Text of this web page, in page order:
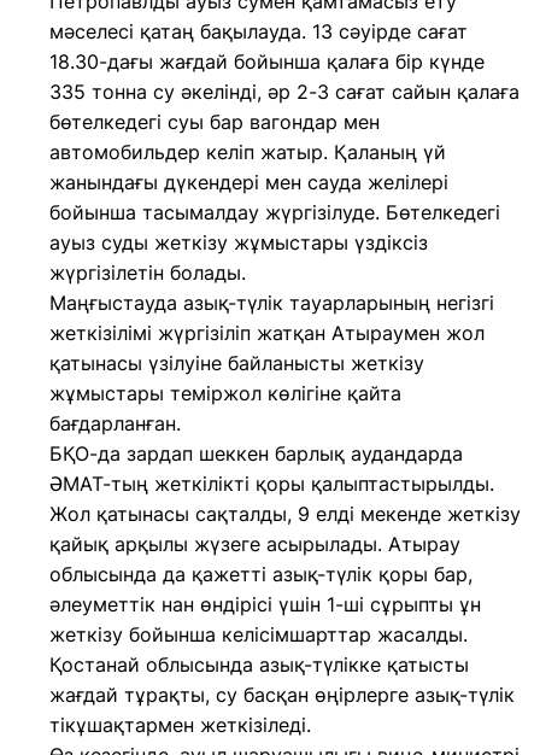
мәселесі қатаң бақылауда. 13 сәуірде сағат
18.30-дағы жағдай бойынша қалаға бір күнде
335 тонна су әкелінді, әр 2-3 сағат сайын қалаға
бөтелкедегі суы бар вагондар мен
автомобильдер келіп жатыр. Қаланың үй
жанындағы дүкендері мен сауда желілері
бойынша тасымалдау жүргізілуде. Бөтелкедегі
ауыз суды жеткізу жұмыстары үздіксіз
жүргізілетін болады.
Маңғыстауда азық-түлік тауарларының негізгі
жеткізілімі жүргізіліп жатқан Атыраумен жол
қатынасы үзілуіне байланысты жеткізу
жұмыстары теміржол көлігіне қайта
бағдарланған.
БҚО-да зардап шеккен барлық аудандарда
ӘМАТ-тың жеткілікті қоры қалыптастырылды.
Жол қатынасы сақталды, 9 елді мекенде жеткізу
қайық арқылы жүзеге асырылады. Атырау
облысында да қажетті азық-түлік қоры бар,
әлеуметтік нан өндірісі үшін 1-ші сұрыпты ұн
жеткізу бойынша келісімшарттар жасалды.
Қостанай облысында азық-түлікке қатысты
жағдай тұрақты, су басқан өңірлерге азық-түлік
тікұшақтармен жеткізіледі.